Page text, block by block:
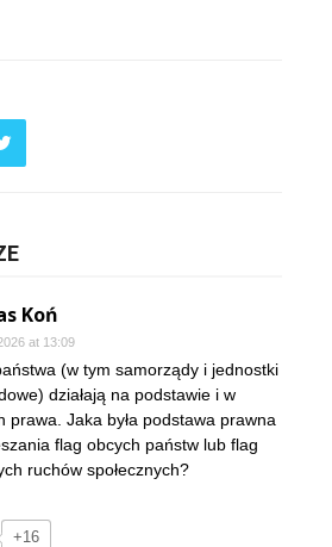
Koń
at 13:09
(w tym samorządy i jednostki
działają na podstawie i w
prawa. Jaka była podstawa prawna
flag obcych państw lub flag
ruchów społecznych?
+16